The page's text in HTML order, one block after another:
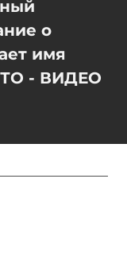
о
имя
- ВИДЕО